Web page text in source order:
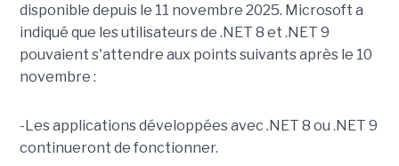
disponible depuis le 11 novembre 2025. Microsoft a
indiqué que les utilisateurs de .NET 8 et .NET 9
pouvaient s'attendre aux points suivants après le 10
novembre :
-Les applications développées avec .NET 8 ou .NET 9
continueront de fonctionner.